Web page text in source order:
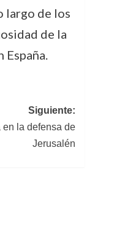
largo de los
de la
Siguiente:
la defensa de
Jerusalén